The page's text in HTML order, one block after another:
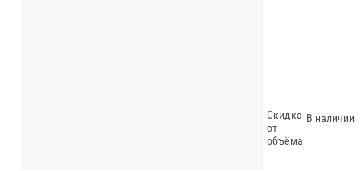
Скидка
от
объёма
В наличии